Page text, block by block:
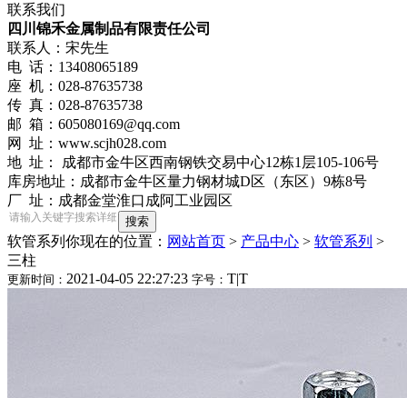
联系我们
四川锦禾金属制品有限责任公司
联系人：宋先生
电 话：13408065189
座 机：028-87635738
传 真：028-87635738
邮 箱：605080169@qq.com
网 址：www.scjh028.com
地 址： 成都市金牛区西南钢铁交易中心12栋1层105-106号
库房地址：成都市金牛区量力钢材城D区（东区）9栋8号
厂 址：成都金堂淮口成阿工业园区
软管系列 你现在的位置： 网站首页 > 产品中心 > 软管系列 >
三柱
更新时间： 2021-04-05 22:27:23 字号： T|T